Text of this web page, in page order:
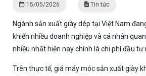
15/05/2026 Tin tức
Ngành sản xuất giày dép tại Việt Nam
khiến nhiều doanh nghiệp và cá nhân
nhiều nhất hiện nay chính là chi phí đầu tư
Trên thực tế, giá máy móc sản xuất giày